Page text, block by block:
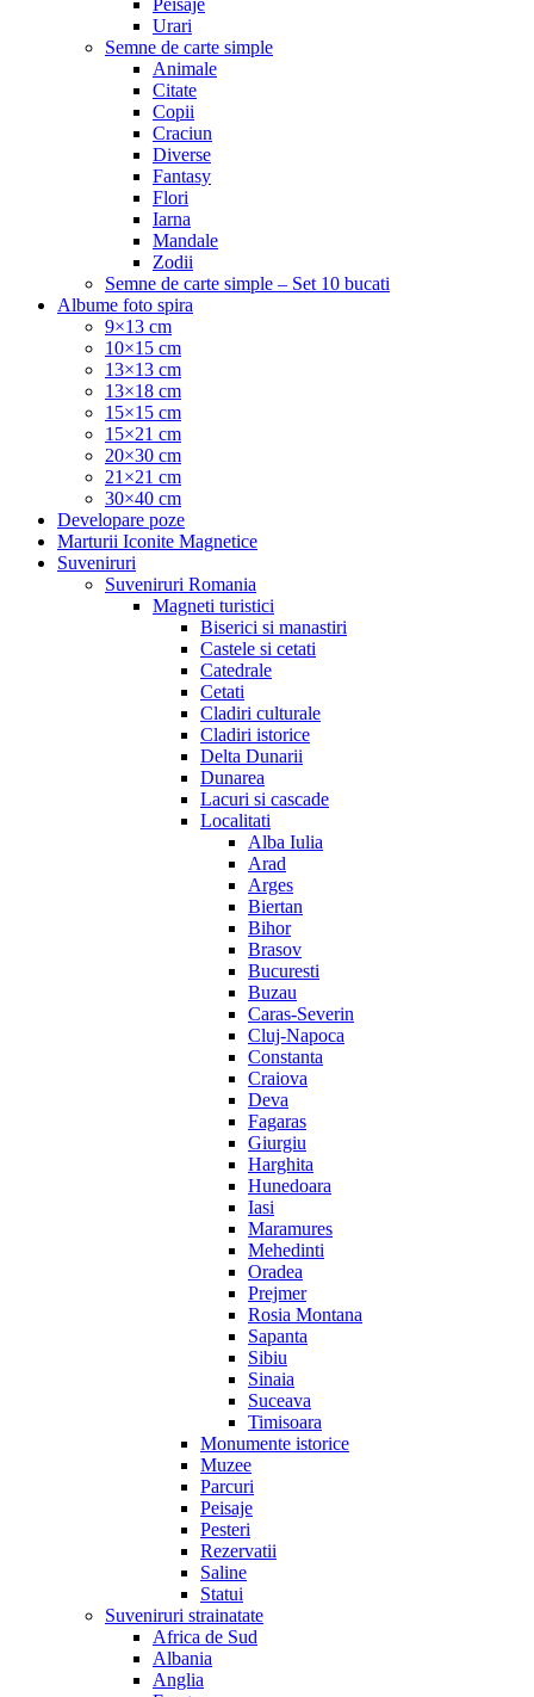
Peisaje
Urari
Semne de carte simple
Animale
Citate
Copii
Craciun
Diverse
Fantasy
Flori
Iarna
Mandale
Zodii
Semne de carte simple – Set 10 bucati
Albume foto spira
9×13 cm
10×15 cm
13×13 cm
13×18 cm
15×15 cm
15×21 cm
20×30 cm
21×21 cm
30×40 cm
Developare poze
Marturii Iconite Magnetice
Suveniruri
Suveniruri Romania
Magneti turistici
Biserici si manastiri
Castele si cetati
Catedrale
Cetati
Cladiri culturale
Cladiri istorice
Delta Dunarii
Dunarea
Lacuri si cascade
Localitati
Alba Iulia
Arad
Arges
Biertan
Bihor
Brasov
Bucuresti
Buzau
Caras-Severin
Cluj-Napoca
Constanta
Craiova
Deva
Fagaras
Giurgiu
Harghita
Hunedoara
Iasi
Maramures
Mehedinti
Oradea
Prejmer
Rosia Montana
Sapanta
Sibiu
Sinaia
Suceava
Timisoara
Monumente istorice
Muzee
Parcuri
Peisaje
Pesteri
Rezervatii
Saline
Statui
Suveniruri strainatate
Africa de Sud
Albania
Anglia